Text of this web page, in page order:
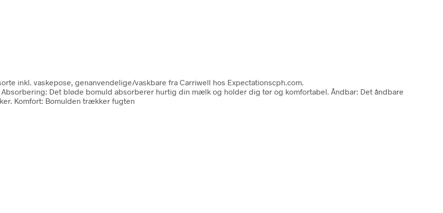
inkl. vaskepose, genanvendelige/vaskbare fra Carriwell hos Expectationscph.com.
Absorbering: Det bløde bomuld absorberer hurtig din mælk og holder dig tør og komfortabel. Åndbar: Det åndbare
Komfort: Bomulden trækker fugten